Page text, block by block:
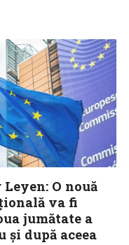
O nouă
va fi
jumătate a
şi după aceea